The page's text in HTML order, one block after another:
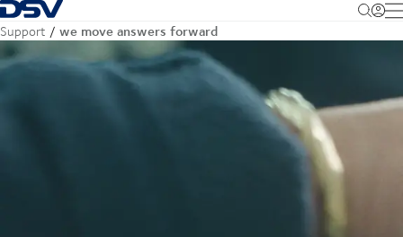
Terug naar startpagina
Support we move answers forward